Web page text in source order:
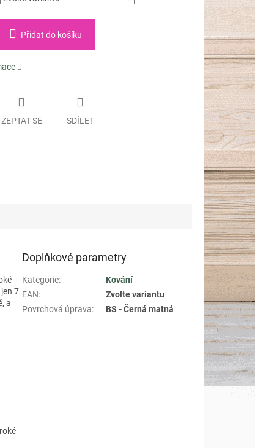
Přidat do košíku
ZEPTAT SE SDÍLET
7
a
Doplňkové parametry
Kategorie:
Kování
EAN:
Zvolte variantu
Povrchová úprava: BS - Černá matná